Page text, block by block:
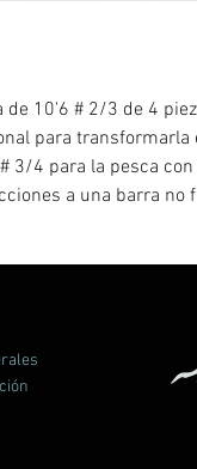
10'6 # 2/3 de 4
para transformarla
3/4 para la pesca
a una barra no
línea # 5. Acabado
con sutiles rayas
con tubo de